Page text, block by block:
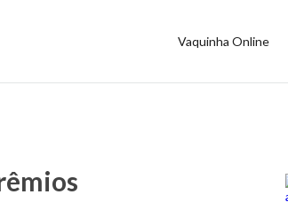
Vaquinha Online